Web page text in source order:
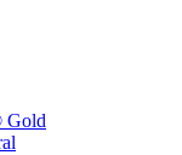
Gold